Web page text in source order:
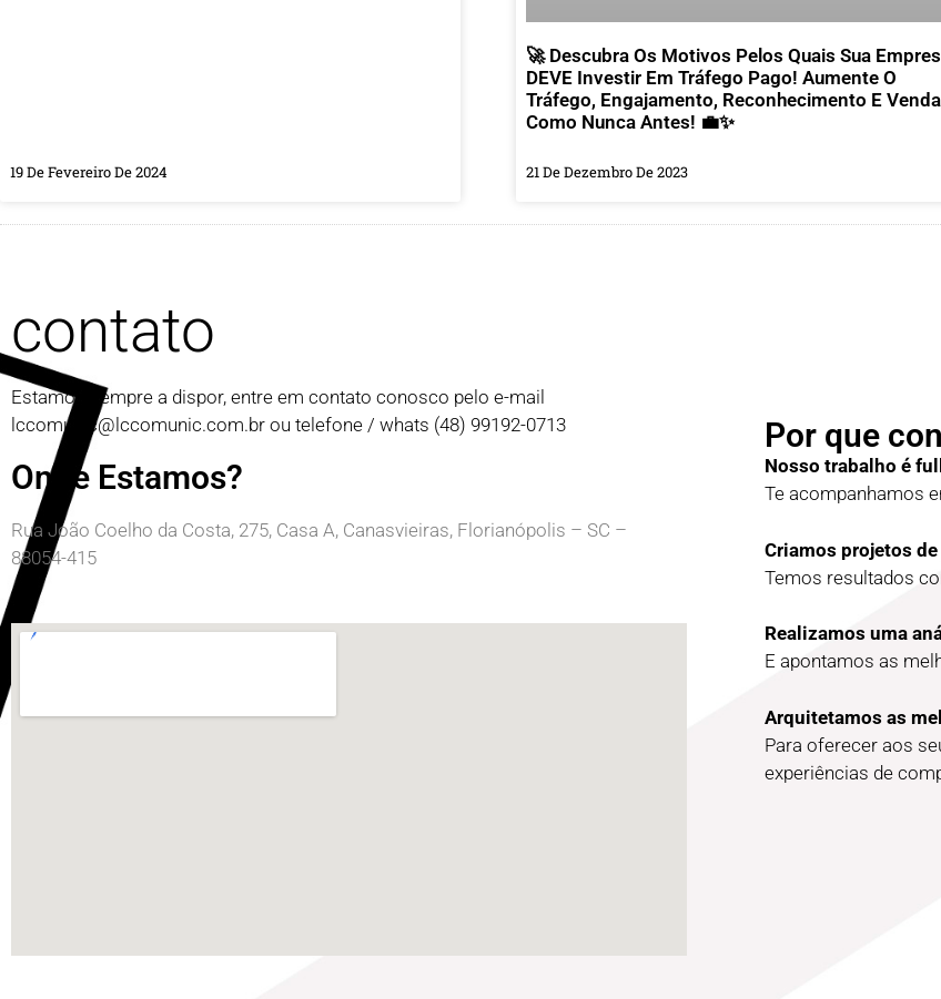
19 De Fevereiro De 2024
🚀 Descubra Os Motivos Pelos Quais Sua
DEVE Investir Em Tráfego Pago! Aumente O
Tráfego, Engajamento, Reconhecimento E
Como Nunca Antes! 💼✨
21 De Dezembro De 2023
contato
Estamos sempre a dispor, entre em contato conosco pelo e-mail
lccomunic@lccomunic.com.br ou telefone / whats (48) 99192-0713
Onde Estamos?
Rua João Coelho da Costa, 275, Casa A, Canasvieiras, Florianópolis – SC –
88054-415
Por que
Nosso trabalho é
Te acompanhamos
Criamos projetos
Temos resultados
Realizamos uma
E apontamos as
Arquitetamos as
Para oferecer aos
experiências de